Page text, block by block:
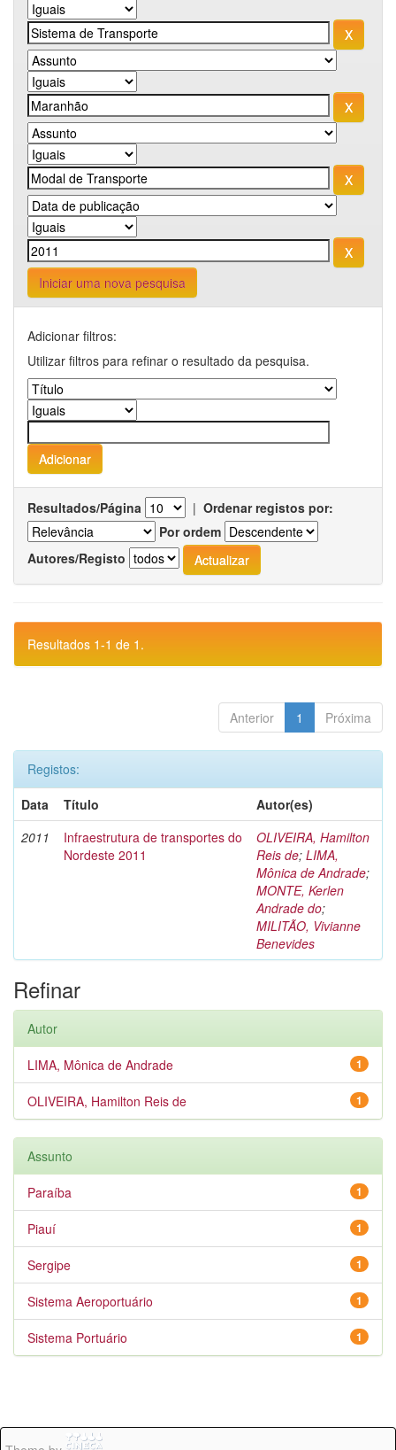
Iniciar uma nova pesquisa
Adicionar filtros:
Utilizar filtros para refinar o resultado da pesquisa.
Resultados/Página | Ordenar registos por:
Por ordem
Autores/Registo
Resultados 1-1 de 1.
Anterior 1 Próxima
Registos:
Data
Título
Autor(es)
2011
Infraestrutura de transportes do
Nordeste 2011
OLIVEIRA, Hamilton
Reis de; LIMA,
Mônica de Andrade;
MONTE, Kerlen
Andrade do;
MILITÃO, Vivianne
Benevides
Refinar
Autor
1
LIMA, Mônica de Andrade
1
OLIVEIRA, Hamilton Reis de
Assunto
1
Paraíba
1
Piauí
1
Sergipe
1
Sistema Aeroportuário
1
Sistema Portuário